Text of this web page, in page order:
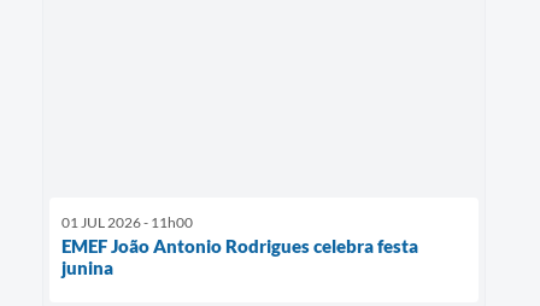
01 JUL 2026 - 11h00
EMEF João Antonio Rodrigues celebra festa
junina